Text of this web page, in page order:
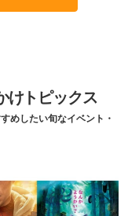
けトピックス
めしたい旬なイベント・